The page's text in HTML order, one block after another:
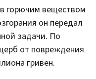
горючим веществом
он передал
задачи. По
от повреждения
гривен.